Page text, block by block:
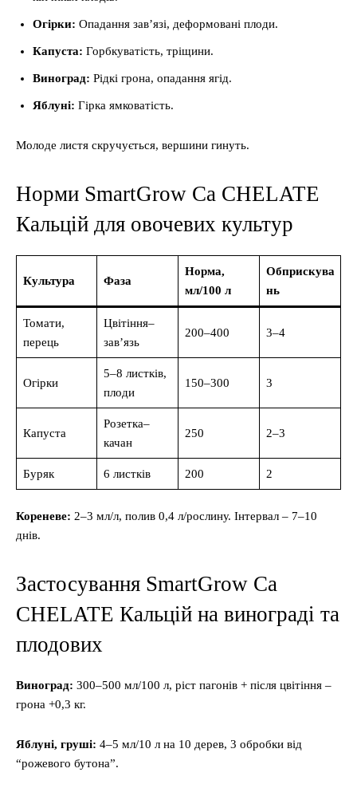
Огірки: Опадання зав’язі, деформовані плоди.
Капуста: Горбкуватість, тріщини.
Виноград: Рідкі грона, опадання ягід.
Яблуні: Гірка ямковатість.
Молоде листя скручується, вершини гинуть.
Норми SmartGrow Ca CHELATE
Кальцій для овочевих культур
Культура Фаза
Норма,
мл/100 л
Обприскува
нь
Томати,
перець
Цвітіння–
зав’язь
200–400 3–4
Огірки
5–8 листків,
плоди
150–300 3
Капуста
Розетка–
качан
250 2–3
Буряк 6 листків 200 2
Кореневе: 2–3 мл/л, полив 0,4 л/рослину. Інтервал – 7–10
днів.
Застосування SmartGrow Ca
CHELATE Кальцій на винограді та
плодових
Виноград: 300–500 мл/100 л, ріст пагонів + після цвітіння –
грона +0,3 кг.
Яблуні, груші: 4–5 мл/10 л на 10 дерев, 3 обробки від
“рожевого бутона”.